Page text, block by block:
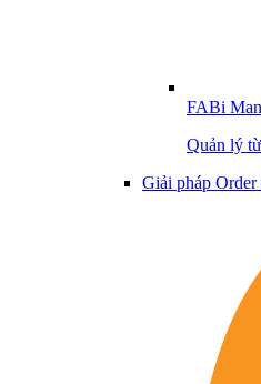
FABi
Quản lý
Giải pháp